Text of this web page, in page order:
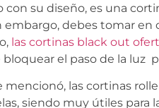
con su diseño, es una
embargo, debes tomar
las cortinas black out
bloquear el paso de la luz
mencionó, las cortinas
siendo muy útiles